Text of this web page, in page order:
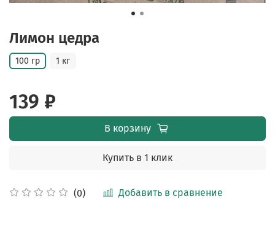
Лимон цедра
(0) Добавить в сравнение
100 гр 1 кг
139 ₽
В корзину
Купить в 1 клик